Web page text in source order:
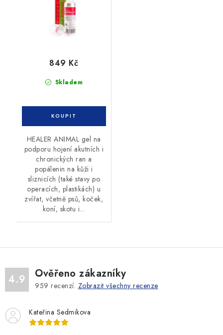
Skladem
849 Kč
HEALER ANIMAL gel na
podporu hojení akutních i
chronických ran a
popálenin na kůži i
sliznicích (také stavy po
operacích, plastikách) u
zvířat, včetně psů, koček,
koní, skotu i...
4.9 Ověřeno zákazníky
959 recenzí. Zobrazit všechny recenze
Kateřina Sedmikova